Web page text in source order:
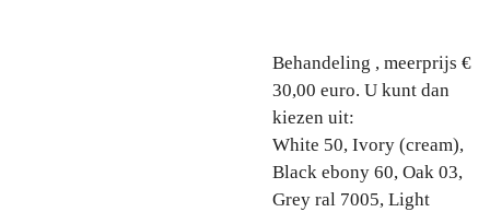
Behandeling , meerprijs €
30,00 euro. U kunt dan
kiezen uit:
White 50, Ivory (cream),
Black ebony 60, Oak 03,
Grey ral 7005, Light